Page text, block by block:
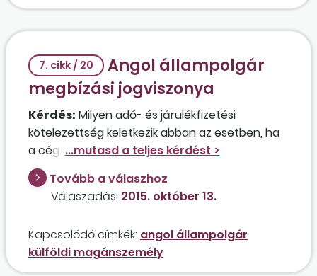
vonja le a munkáltató.
7. cikk / 20
Angol állampolgár
megbízási jogviszonya
Kérdés: Milyen adó- és járulékfizetési
kötelezettség keletkezik abban az esetben, ha
a cég felkér egy angol állampolgárt egynapos
előadásra egy konferencián? Milyen bejelentési
kötelezettség keletkezik ebben az esetben?
Tovább a válaszhoz
Válaszadás: 2015. október 13.
Kapcsolódó címkék: angol állampolgár
külföldi magánszemély